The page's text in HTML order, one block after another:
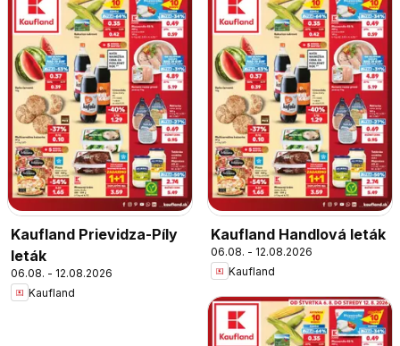
Kaufland Prievidza-Píly
leták
06.08. - 12.08.2026
Kaufland
Kaufland Handlová leták
06.08. - 12.08.2026
Kaufland